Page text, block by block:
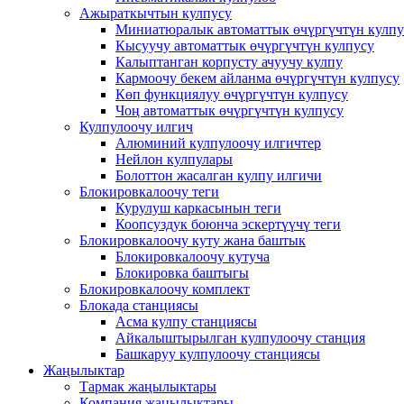
Ажыраткычтын кулпусу
Миниатюралык автоматтык өчүргүчтүн
Кысуучу автоматтык өчүргүчтүн кулпусу
Калыптанган корпусту ачуучу кулпу
Кармоочу бекем айланма өчүргүчтүн кулпусу
Көп функциялуу өчүргүчтүн кулпусу
Чоң автоматтык өчүргүчтүн кулпусу
Кулпулоочу илгич
Алюминий кулпулоочу илгичтер
Нейлон кулпулары
Болоттон жасалган кулпу илгичи
Блокировкалоочу теги
Курулуш каркасынын теги
Коопсуздук боюнча эскертүүчү теги
Блокировкалоочу куту жана баштык
Блокировкалоочу кутуча
Блокировка баштыгы
Блокировкалоочу комплект
Блокада станциясы
Асма кулпу станциясы
Айкалыштырылган кулпулоочу станция
Башкаруу кулпулоочу станциясы
Жаңылыктар
Тармак жаңылыктары